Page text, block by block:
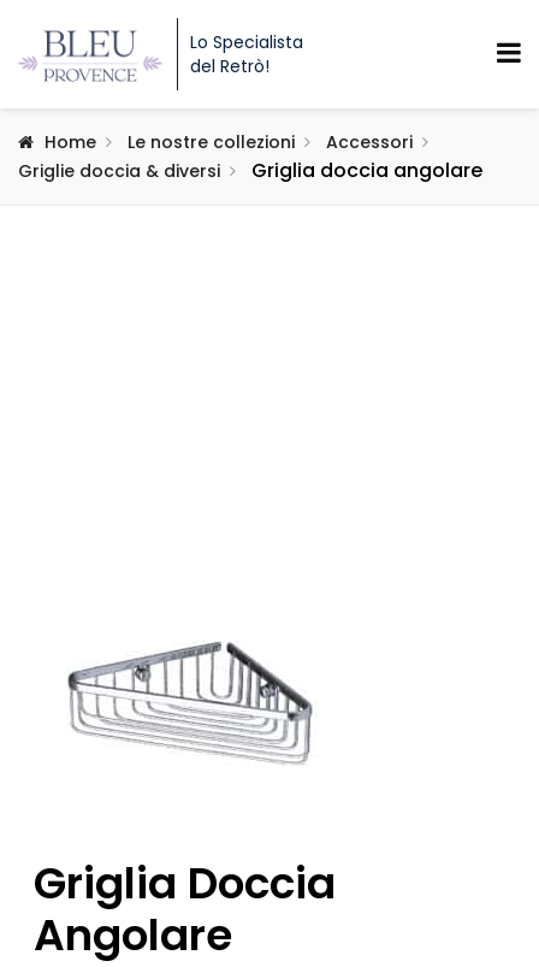
Lo Specialista
del Retrò!
Home Le nostre collezioni
Accessori
Griglie doccia & diversi
Griglia doccia angolare
Griglia Doccia
Angolare